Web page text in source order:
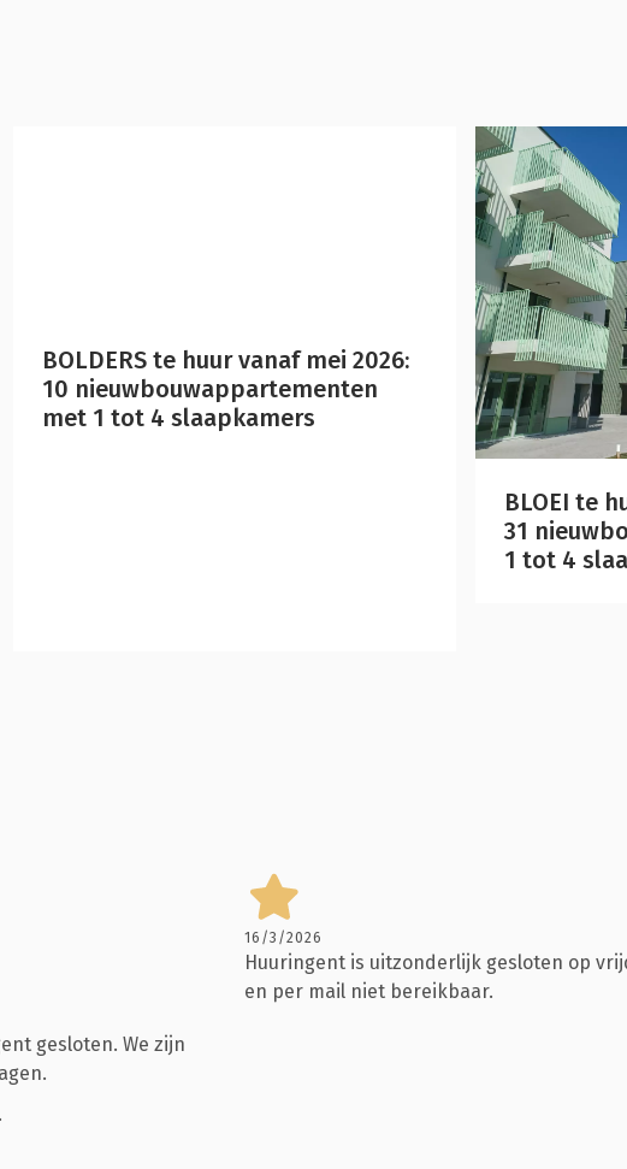
BOLDERS te huur vanaf mei 2026:
10 nieuwbouwappartementen
met 1 tot 4 slaapkamers
BLOEI te
31
1 tot 4
gesloten. We zijn
16/3/2026
Huuringent is uitzonderlijk gesloten op
en per mail niet bereikbaar.